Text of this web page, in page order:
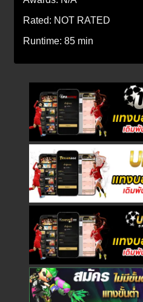
Rated: NOT RATED
Runtime: 85 min